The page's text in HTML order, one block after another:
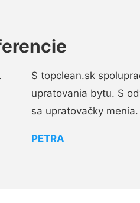
S topclean.sk
upratovania bytu. S
sa upratovačky
PETRA